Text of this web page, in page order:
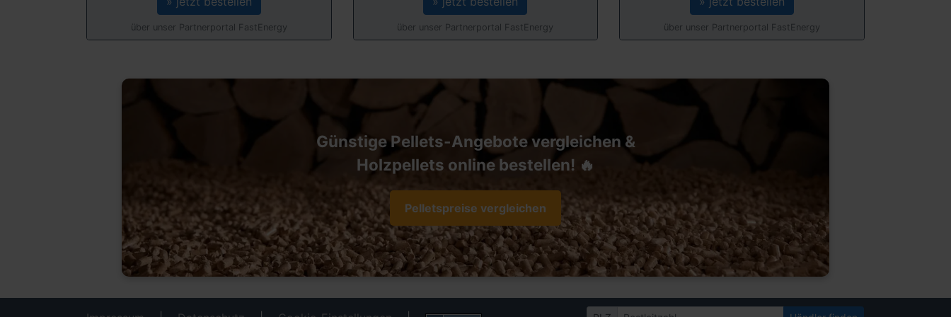
über unser Partnerportal FastEnergy über unser Partnerportal FastEnergy über unser Partnerportal FastEnergy
Günstige Pellets-Angebote vergleichen &
Holzpellets online bestellen! 🔥
Pelletspreise vergleichen